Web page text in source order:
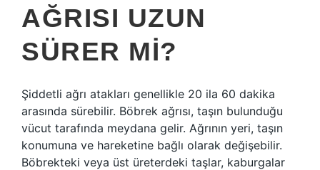
AĞRISI UZUN
SÜRER MI?
Şiddetli ağrı atakları genellikle 20 ila 60 dakika
arasında sürebilir. Böbrek ağrısı, taşın bulunduğu
vücut tarafında meydana gelir. Ağrının yeri, taşın
konumuna ve hareketine bağlı olarak değişebilir.
Böbrekteki veya üst üreterdeki taşlar, kaburgalar